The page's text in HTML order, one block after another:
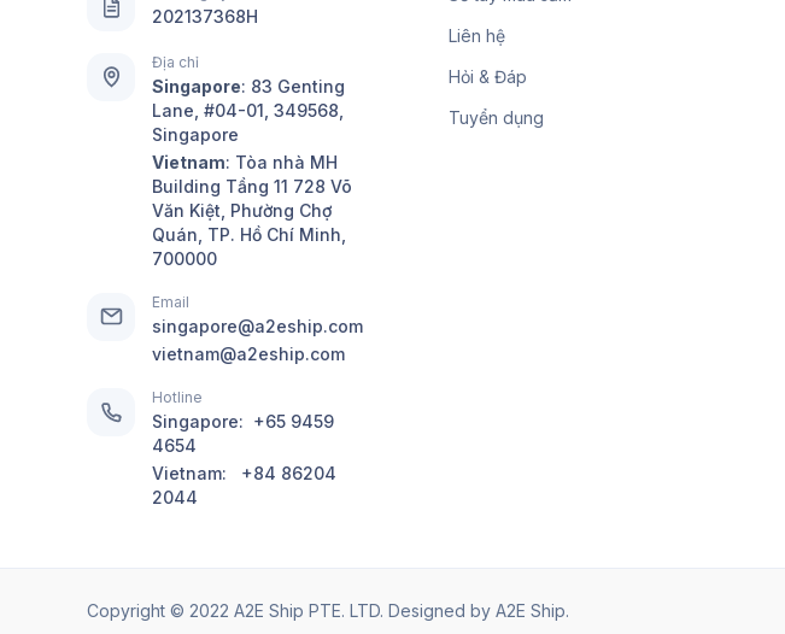
202137368H
Địa chỉ
Singapore: 83 Genting
Lane, #04-01, 349568,
Singapore
Vietnam: Tòa nhà MH
Building Tầng 11 728 Võ
Văn Kiệt, Phường Chợ
Quán, TP. Hồ Chí Minh,
700000
Email
singapore@a2eship.com
vietnam@a2eship.com
Hotline
Singapore: +65 9459
4654
Vietnam: +84 86204
2044
Liên hệ
Hỏi & Đáp
Tuyển dụng
Copyright © 2022 A2E Ship PTE. LTD. Designed by A2E Ship.